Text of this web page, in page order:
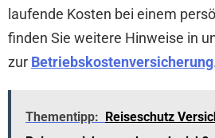
laufende Kosten bei einem
finden Sie weitere Hinweise in
zur Betriebskostenversicherung
Thementipp:
Reiseschutz